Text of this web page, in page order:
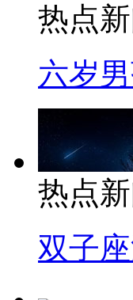
热点
六岁
热点
双子